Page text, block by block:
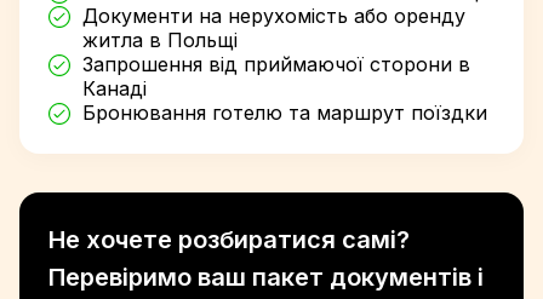
Документи на нерухомість або оренду
житла в Польщі
Запрошення від приймаючої сторони в
Канаді
Бронювання готелю та маршрут поїздки
Не хочете розбиратися самі?
Перевіримо ваш пакет документів і